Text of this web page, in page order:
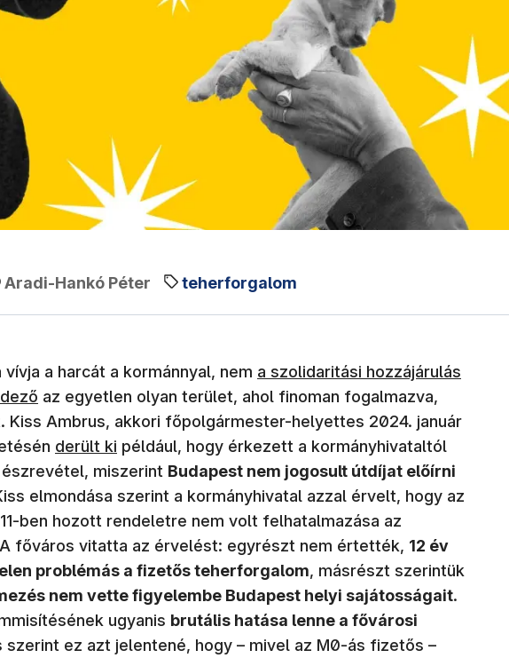
Aradi-Hankó Péter teherforgalom
a harcát a kormánnyal, nem (új ablakban nyílik meg)
a szolidaritási hozzájárulás
meg)az egyetlen olyan terület, ahol finoman fogalmazva,
Kiss Ambrus, akkori főpolgármester-helyettes 2024. január
(új ablakban nyílik meg)
derült ki például, hogy érkezett a kormányhivataltól
miszerint Budapest nem jogosult útdíjat előírni
elmondása szerint a kormányhivatal azzal érvelt, hogy az
ben hozott rendeletre nem volt felhatalmazása az
főváros vitatta az érvelést: egyrészt nem értették, 12 év
problémás a fizetős teherforgalom, másrészt szerintük
nem vette figyelembe Budapest helyi sajátosságait.
ugyanis brutális hatása lenne a fővárosi
szerint ez azt jelentené, hogy – mivel az M0-ás fizetős –